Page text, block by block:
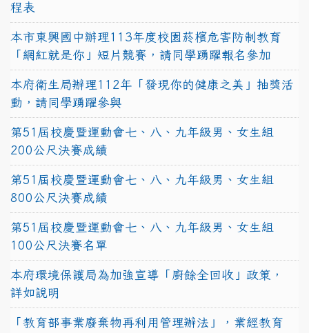
程表
本市東興國中辦理113年度校園菸檳危害防制教育
「網紅就是你」短片競賽，請同學踴躍報名參加
本府衛生局辦理112年「發現你的健康之美」抽獎活
動，請同學踴躍參與
第51屆校慶暨運動會七、八、九年級男、女生組
200公尺決賽成績
第51屆校慶暨運動會七、八、九年級男、女生組
800公尺決賽成績
第51屆校慶暨運動會七、八、九年級男、女生組
100公尺決賽名單
本府環境保護局為加強宣導「廚餘全回收」政策，
詳如說明
「教育部事業廢棄物再利用管理辦法」，業經教育